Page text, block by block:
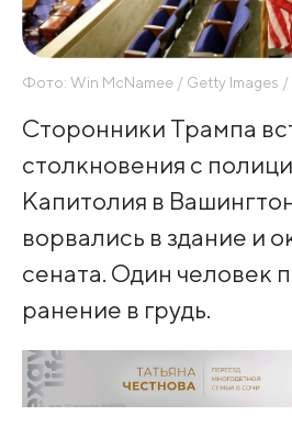
Фото: Win McNamee / Getty Images /
Сторонники Трампа
столкновения с
Капитолия в
ворвались в здание и
сената. Один человек
ранение в грудь.